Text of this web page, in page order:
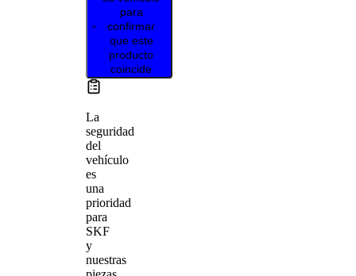
para
confirmar
que este
producto
coincide
La
seguridad
del
vehículo
es
una
prioridad
para
SKF
y
nuestras